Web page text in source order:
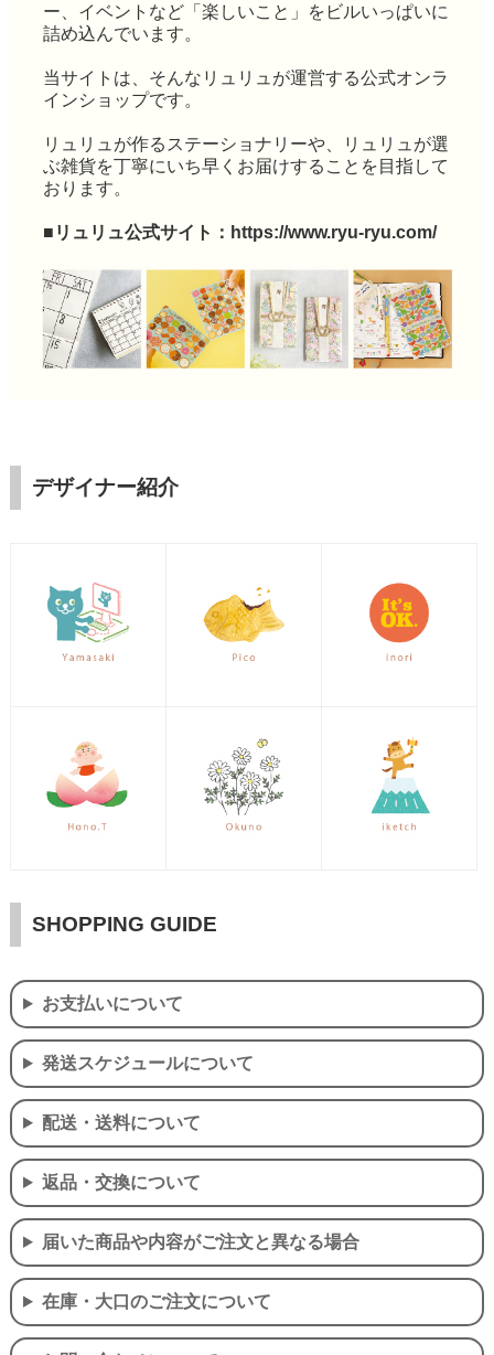
ー、イベントなど「楽しいこと」をビルいっぱいに
詰め込んでいます。
当サイトは、そんなリュリュが運営する公式オンラ
インショップです。
リュリュが作るステーショナリーや、リュリュが選
ぶ雑貨を丁寧にいち早くお届けすることを目指して
おります。
■リュリュ公式サイト： https://www.ryu-ryu.com/
デザイナー紹介
SHOPPING GUIDE
お支払いについて
発送スケジュールについて
配送・送料について
返品・交換について
届いた商品や内容がご注文と異なる場合
在庫・大口のご注文について